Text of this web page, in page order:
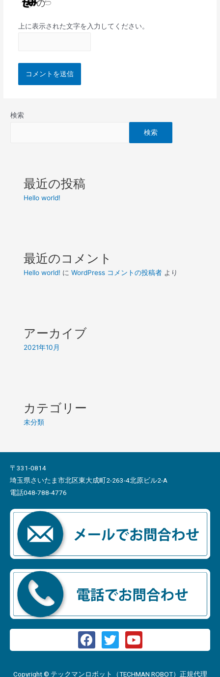
上に表示された文字を入力してください。
検索
検索
最近の投稿
Hello world!
最近のコメント
Hello world! にWordPress コメントの投稿者 より
アーカイブ
2021年10月
カテゴリー
未分類
〒331-0814
埼玉県さいたま市北区東大成町2-263-4北原ビル2-A
電話048-788-4776
Copyright © テックマンロボット（TECHMAN ROBOT）正規代理